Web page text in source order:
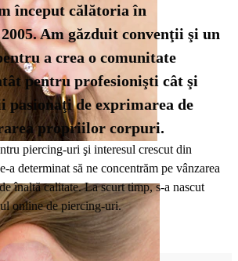
început călătoria în
Am găzduit convenţii şi un
a crea o comunitate
pentru profesionişti cât şi
pasionaţi de exprimarea de
propriilor corpuri.
piercing-uri şi interesul crescut din
a determinat să ne concentrăm pe vânzarea
înaltă calitate. La scurt timp, s-a nascut
online de piercing-uri.